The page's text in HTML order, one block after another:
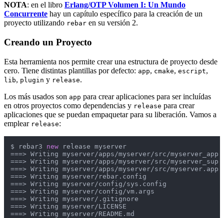
NOTA: en el libro Erlang/OTP Volumen I: Un Mundo
Concurrente hay un capítulo específico para la creación de un
proyecto utilizando rebar en su versión 2.
Creando un Proyecto
Esta herramienta nos permite crear una estructura de proyecto desde
cero. Tiene distintas plantillas por defecto: app, cmake, escript,
lib, plugin y release.
Los más usados son app para crear aplicaciones para ser incluídas
en otros proyectos como dependencias y release para crear
aplicaciones que se puedan empaquetar para su liberación. Vamos a
emplear release:
$ rebar3 new release myserver
===> Writing myserver/apps/myserver/src/
===> Writing myserver/apps/myserver/src/
===> Writing myserver/apps/myserver/src/
===> Writing myserver/rebar.config
===> Writing myserver/config/sys.config
===> Writing myserver/config/vm.args
===> Writing myserver/.gitignore
===> Writing myserver/LICENSE
===> Writing myserver/README.md